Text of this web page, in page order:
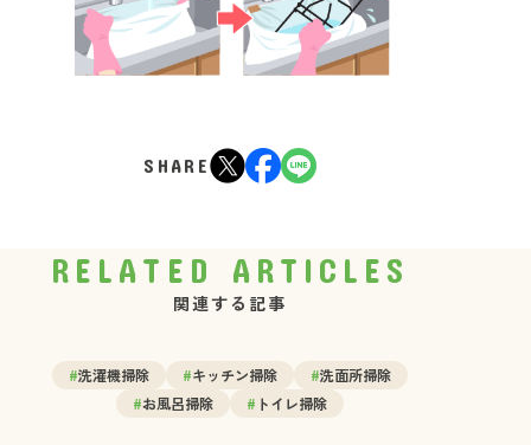
SHARE
RELATED ARTICLES
関連する記事
#洗濯機掃除 #キッチン掃除 #洗面所掃除
#お風呂掃除 # トイレ掃除